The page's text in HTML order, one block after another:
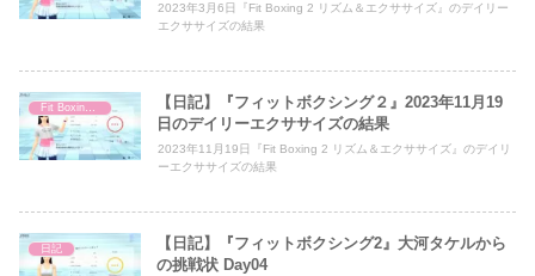
2023年3月6日『Fit Boxing 2 リズム＆エクササイズ』のデイリー
エクササイズの結果
Fit Boxing 2
【日記】『フィットボクシング２』2023年11月19
日のデイリーエクササイズの結果
2023年11月19日『Fit Boxing 2 リズム＆エクササイズ』のデイリ
ーエクササイズの結果
日記
【日記】『フィットボクシング2』大河タケルから
の挑戦状 Day04